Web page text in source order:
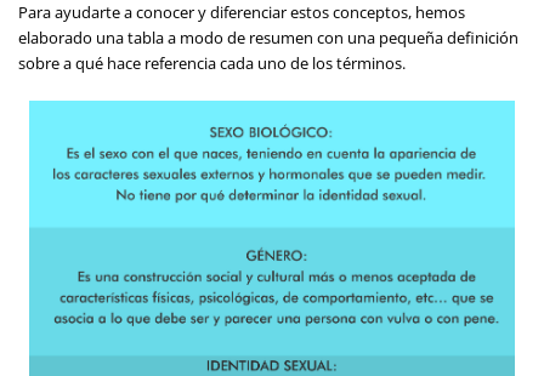
Para ayudarte a conocer y diferenciar estos conceptos, hemos
elaborado una tabla a modo de resumen con una pequeña definición
sobre a qué hace referencia cada uno de los términos.